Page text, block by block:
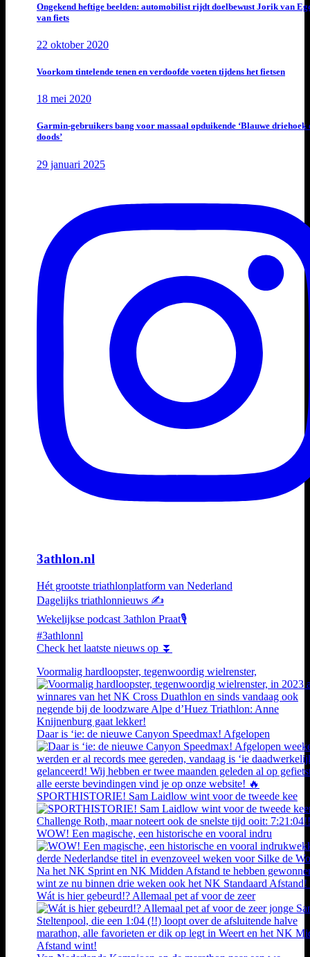
Ongekend heftige beelden: automobilist rijdt doelbewust Jorik van
van fiets
22 oktober 2020
Voorkom tintelende tenen en verdoofde voeten tijdens het fietsen
18 mei 2020
Garmin-gebruikers bang voor massaal opduikende ‘Blauwe driehoek
doods’
29 januari 2025
3athlon.nl
Hét grootste triathlonplatform van Nederland
Dagelijks triathlonnieuws ✍️
Wekelijkse podcast 3athlon Praat🎙️
#3athlonnl
Check het laatste nieuws op ⏬
Voormalig hardloopster, tegenwoordig wielrenster,
Daar is ‘ie: de nieuwe Canyon Speedmax! Afgelopen
SPORTHISTORIE! Sam Laidlow wint voor de tweede kee
WOW! Een magische, een historische en vooral indru
Wát is hier gebeurd!? Allemaal pet af voor de zeer